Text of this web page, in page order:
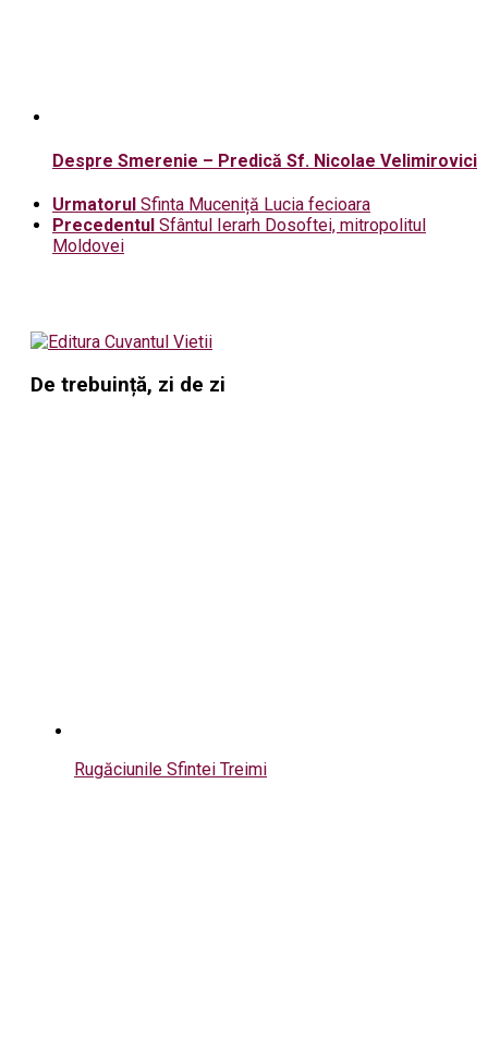
Despre Smerenie – Predică Sf. Nicolae Velimirovici
Urmatorul Sfinta Muceniță Lucia fecioara
Precedentul Sfântul Ierarh Dosoftei, mitropolitul
Moldovei
De trebuință, zi de zi
Rugăciunile Sfintei Treimi